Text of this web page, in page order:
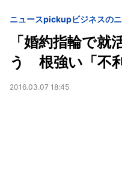
ニュースpickupビジネスの
「婚約指輪で就
う 根強い「不
2016.03.07 18:45